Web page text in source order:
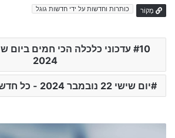
מָקוֹר כותרות וחדשות על ידי חדשות גוגל
2024
יום שישי 22 נובמבר 2024 - כל חדשות הכלכלה